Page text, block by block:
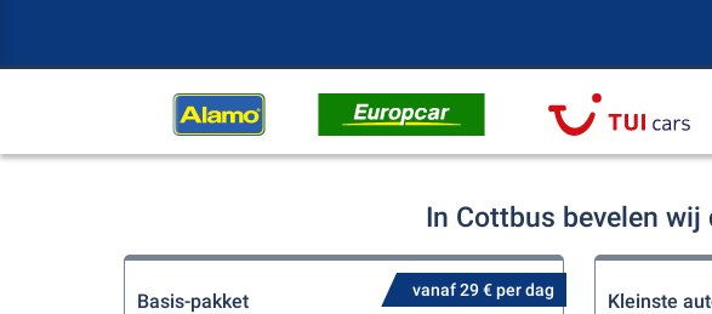
In Cottbus bevelen wij
vanaf 29 € per dag
Basis-pakket Kleinste